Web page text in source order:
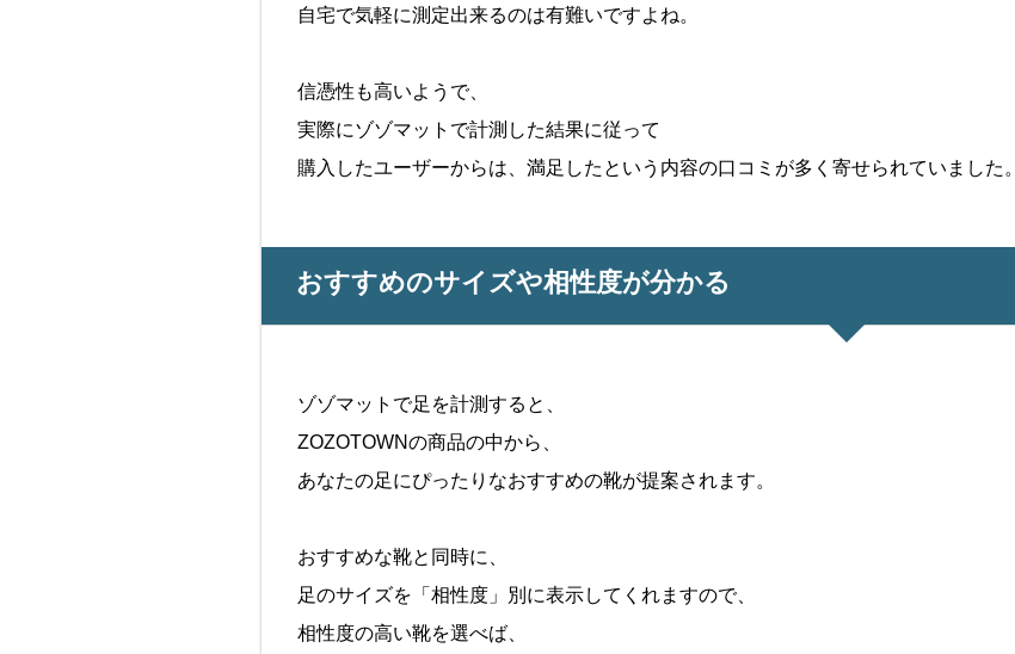
自宅で気軽に測定出来るのは有難いですよね。
信憑性も高いようで、
実際にゾゾマットで計測した結果に従って
購入したユーザーからは、満足したという内容の口コミが多く寄せられていました。
おすすめのサイズや相性度が分かる
ゾゾマットで足を計測すると、
ZOZOTOWNの商品の中から、
あなたの足にぴったりなおすすめの靴が提案されます。
おすすめな靴と同時に、
足のサイズを「相性度」別に表示してくれますので、
相性度の高い靴を選べば、